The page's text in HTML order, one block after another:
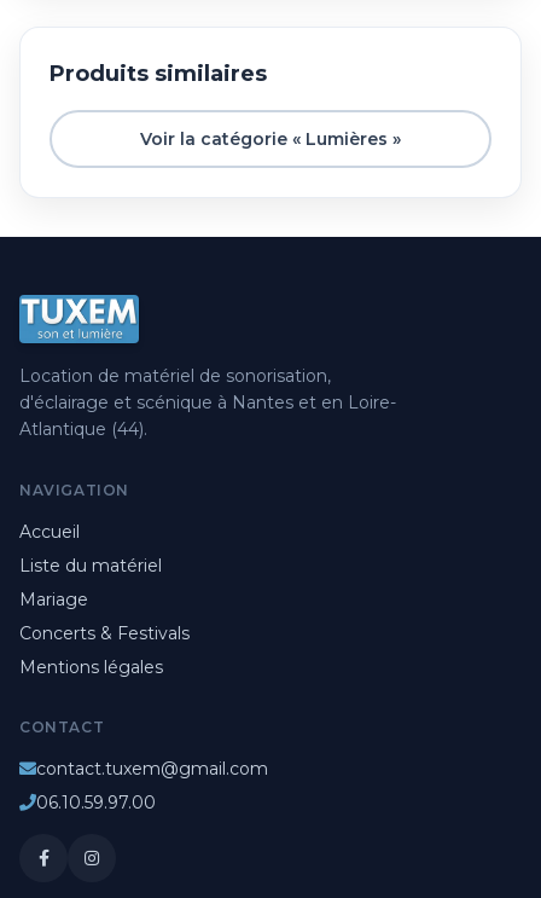
Produits similaires
Voir la catégorie « Lumières »
Location de matériel de sonorisation,
d'éclairage et scénique à Nantes et en Loire-
Atlantique (44).
NAVIGATION
Accueil
Liste du matériel
Mariage
Concerts & Festivals
Mentions légales
CONTACT
contact.tuxem@gmail.com
06.10.59.97.00